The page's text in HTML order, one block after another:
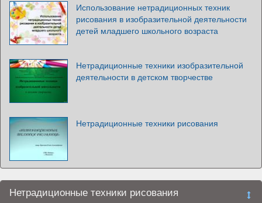
Использование нетрадиционных техник
рисования в изобразительной деятельности
детей младшего школьного возраста
Нетрадиционные техники изобразительной
деятельности в детском творчестве
Нетрадиционные техники рисования
Нетрадиционные техники рисования